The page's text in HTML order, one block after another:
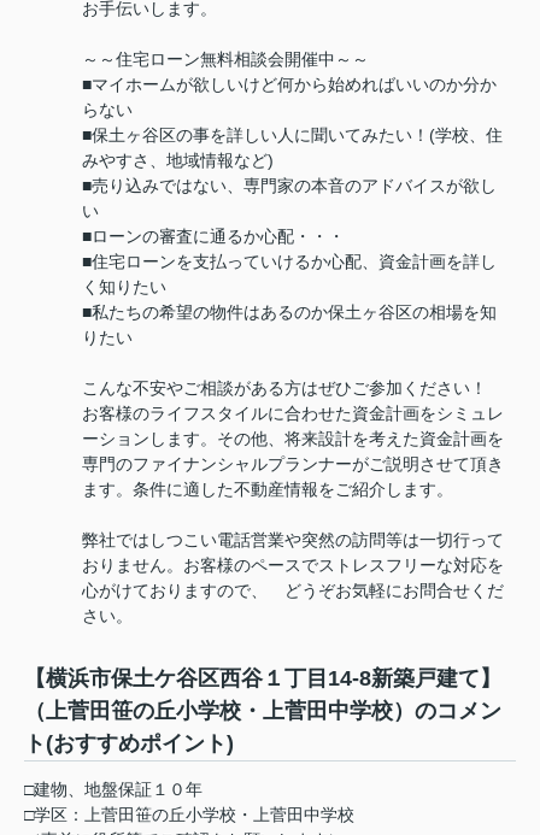
お手伝いします。
～～住宅ローン無料相談会開催中～～
■マイホームが欲しいけど何から始めればいいのか分か
らない
■保土ヶ谷区の事を詳しい人に聞いてみたい！(学校、住
みやすさ、地域情報など)
■売り込みではない、専門家の本音のアドバイスが欲し
い
■ローンの審査に通るか心配・・・
■住宅ローンを支払っていけるか心配、資金計画を詳し
く知りたい
■私たちの希望の物件はあるのか保土ヶ谷区の相場を知
りたい
こんな不安やご相談がある方はぜひご参加ください！
お客様のライフスタイルに合わせた資金計画をシミュレ
ーションします。その他、将来設計を考えた資金計画を
専門のファイナンシャルプランナーがご説明させて頂き
ます。条件に適した不動産情報をご紹介します。
弊社ではしつこい電話営業や突然の訪問等は一切行って
おりません。お客様のペースでストレスフリーな対応を
心がけておりますので、 どうぞお気軽にお問合せくだ
さい。
【横浜市保土ケ谷区西谷１丁目14-8新築戸建て】
（上菅田笹の丘小学校・上菅田中学校）のコメン
ト(おすすめポイント)
□建物、地盤保証１０年
□学区：上菅田笹の丘小学校・上菅田中学校